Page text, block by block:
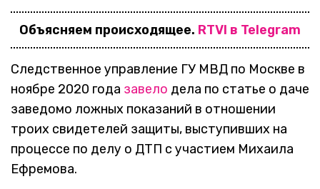
Объясняем происходящее. RTVI в Telegram
Следственное управление ГУ МВД по Москве в
ноябре 2020 года завело дела по статье о даче
заведомо ложных показаний в отношении
троих свидетелей защиты, выступивших на
процессе по делу о ДТП с участием Михаила
Ефремова.